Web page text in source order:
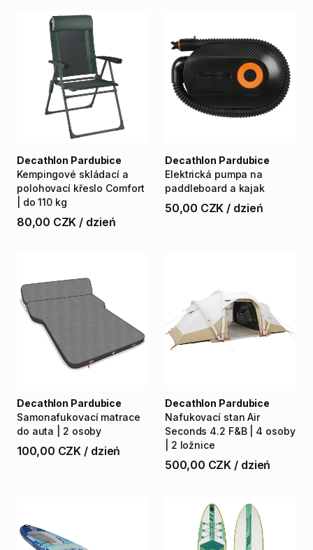
Kempingové skládací a
polohovací křeslo Comfort
do 110 kg
Decathlon Pardubice
80,00 CZK / dzień
Elektrická pumpa na
paddleboard a kajak
Decathlon Pardubice
50,00 CZK / dzień
Samonafukovací matrace
do auta 2 osoby
Decathlon Pardubice
100,00 CZK / dzień
Nafukovací stan Air
Seconds 4.2 F&B 4 osoby
2 ložnice
Decathlon Pardubice
500,00 CZK / dzień